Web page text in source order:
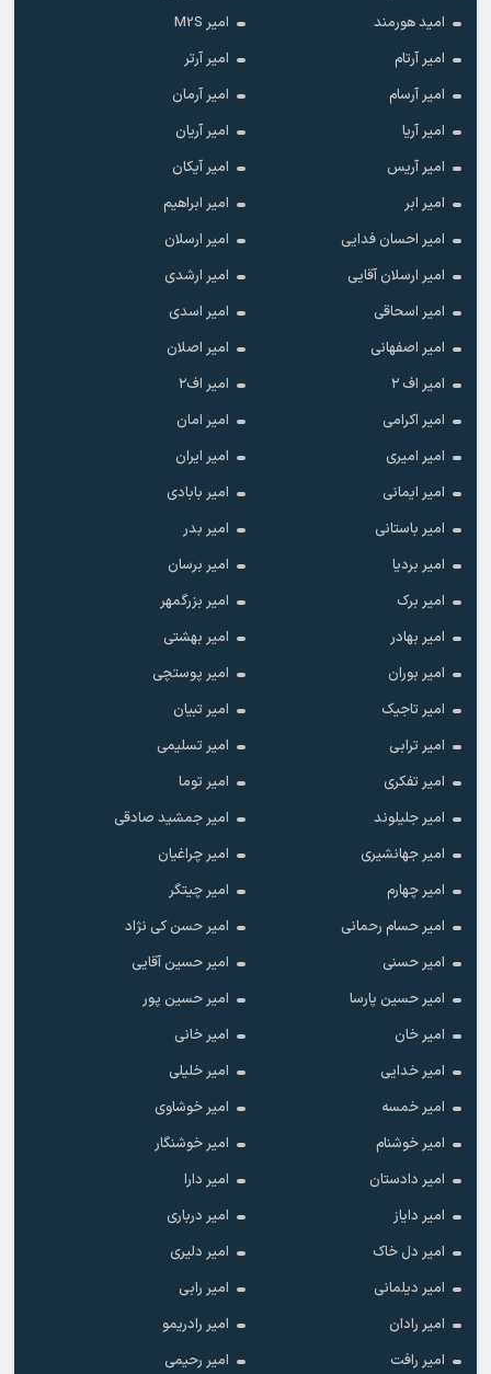
امید هورمند
امیر M2S
امیر آرتام
امیر آرتر
امیر آرسام
امیر آرمان
امیر آریا
امیر آریان
امیر آریس
امیر آیکان
امیر ابر
امیر ابراهیم
امیر احسان فدایی
امیر ارسلان
امیر ارسلان آقایی
امیر ارشدی
امیر اسحاقی
امیر اسدی
امیر اصفهانی
امیر اصلان
امیر اف ۲
امیر اف۲
امیر اکرامی
امیر امان
امیر امیری
امیر ایران
امیر ایمانی
امیر بابادی
امیر باستانی
امیر بدر
امیر بردیا
امیر برسان
امیر برک
امیر بزرگمهر
امیر بهادر
امیر بهشتی
امیر بوران
امیر پوستچی
امیر تاجیک
امیر تبیان
امیر ترابی
امیر تسلیمی
امیر تفکری
امیر توما
امیر جلیلوند
امیر جمشید صادقی
امیر جهانشیری
امیر چراغیان
امیر چهارم
امیر چیتگر
امیر حسام رحمانی
امیر حسن کی نژاد
امیر حسنی
امیر حسین آقایی
امیر حسین پارسا
امیر حسین پور
امیر خان
امیر خانی
امیر خدایی
امیر خلیلی
امیر خمسه
امیر خوشاوی
امیر خوشنام
امیر خوشنگار
امیر دادستان
امیر دارا
امیر دایاز
امیر درباری
امیر دل خاک
امیر دلیری
امیر دیلمانی
امیر رابی
امیر رادان
امیر رادریمو
امیر رافت
امیر رحیمی